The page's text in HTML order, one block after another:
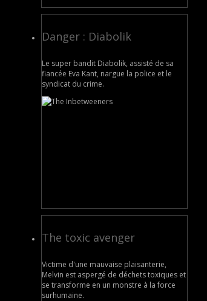
Danger : Diabolik
Le super bandit Diabolik, assisté de sa
fiancée Eva Kant, nargue la police et le
syndicat du crime.
The toxic avenger
Victime d'une mauvaise plaisanterie,
Melvin est aspergé de déchets toxiques et
se transforme en un monstre à la force
surhumaine.